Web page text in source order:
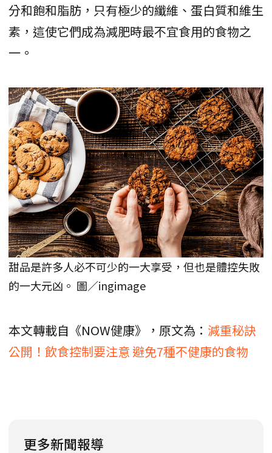
分和飽和脂肪，只有極少的纖維、蛋白質和維生
素，這使它們成為減肥時最不宜食用的食物之
一。
甜品是許多人必不可少的一大享受，但也是體控失敗
的一大元凶。 圖／ingimage
本文轉載自《NOW健康》，原文為： 減重秘訣
公開！飲食控制要注意 避免7種不健康的食物
更多新聞報導